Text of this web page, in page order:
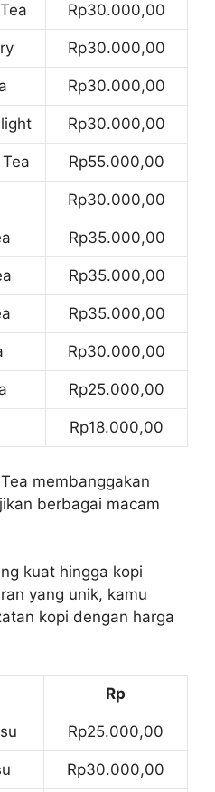
Rp30.000,00
Rp30.000,00
Rp30.000,00
Rp30.000,00
Rp55.000,00
Rp30.000,00
Rp35.000,00
Rp35.000,00
Rp35.000,00
Rp30.000,00
Rp25.000,00
Rp18.000,00
membanggakan
berbagai macam
kuat hingga kopi
yang unik, kamu
kopi dengan harga
Rp
Rp25.000,00
Rp30.000,00